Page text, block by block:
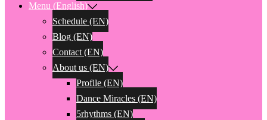
Menu (English)
Schedule (EN)
Blog (EN)
Contact (EN)
About us (EN)
Profile (EN)
Dance Miracles (EN)
5rhythms (EN)